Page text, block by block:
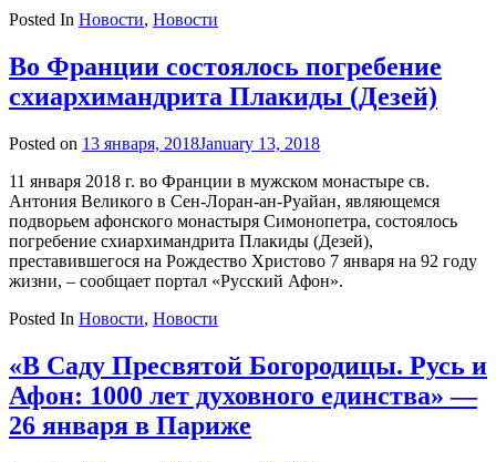
Posted In Новости, Новости
Во Франции состоялось погребение
схиархимандрита Плакиды (Дезей)
Posted on 13 января, 2018January 13, 2018
11 января 2018 г. во Франции в мужском монастыре св.
Антония Великого в Сен-Лоран-ан-Руайан, являющемся
подворьем афонского монастыря Симонопетра, состоялось
погребение схиархимандрита Плакиды (Дезей),
преставившегося на Рождество Христово 7 января на 92 году
жизни, – сообщает портал «Русский Афон».
Posted In Новости, Новости
«В Саду Пресвятой Богородицы. Русь и
Афон: 1000 лет духовного единства» —
26 января в Париже